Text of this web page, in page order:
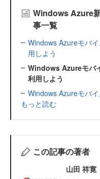
Windows Azure
事一覧
Windows Azureモバ
用しよう
Windows Azureモバ
利用しよう
Windows Azureモバ
もっと読む
この記事の著者
山田 祥寛